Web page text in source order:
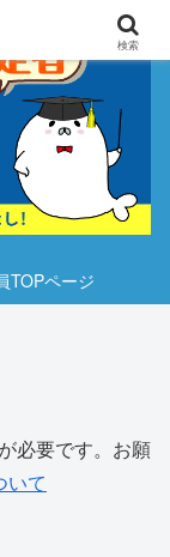
TOPページ
必要です。お願
いて
検索